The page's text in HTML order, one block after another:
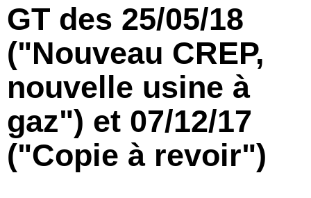
GT des 25/05/18
("Nouveau CREP,
nouvelle usine à
gaz") et 07/12/17
("Copie à revoir")